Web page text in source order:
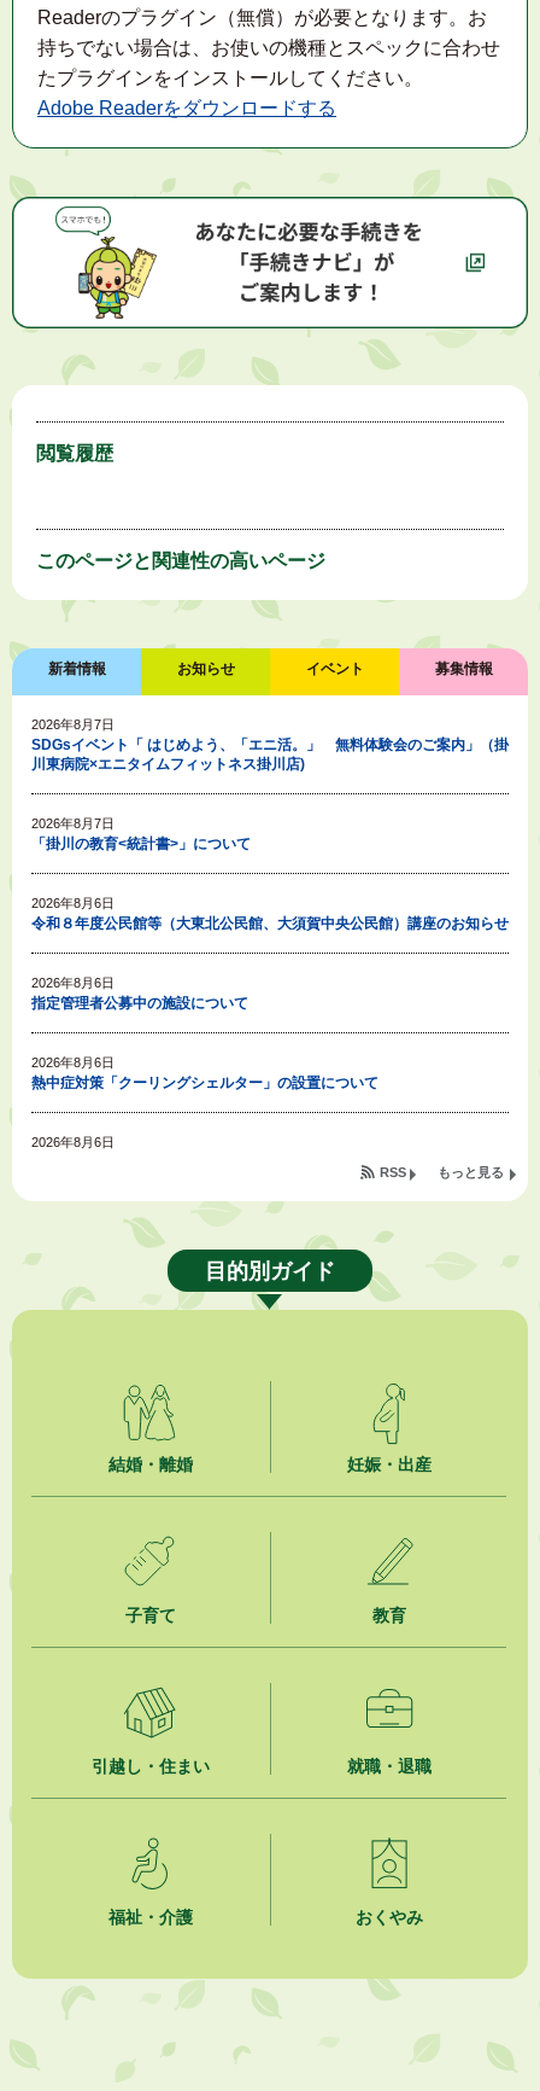
Readerのプラグイン（無償）が必要となります。お
持ちでない場合は、お使いの機種とスペックに合わせ
たプラグインをインストールしてください。
Adobe Readerをダウンロードする
閲覧履歴
このページと 関連性の高いページ
新着情報 お知らせ イベント 募集情報
2026年8月7日
SDGsイベント「 はじめよう、「エニ活。」 無料体験会のご案内」（掛
川東病院×エニタイムフィットネス掛川店)
2026年8月7日
「掛川の教育<統計書>」について
2026年8月6日
令和８年度公民館等（大東北公民館、大須賀中央公民館）講座のお知らせ
2026年8月6日
指定管理者公募中の施設について
2026年8月6日
熱中症対策「クーリングシェルター」の設置について
2026年8月6日
「お茶を知る・体験する講座」を開催します
2026年8月5日
掛川市広告入り窓口封筒無償提供者募集
2026年8月4日
市民の勇気ある応急手当に感謝状を贈呈しました
「水道カルテ」の公表について
企業版ふるさと納税（地方創生応援税制）のお願い
【参加者募集】プロ棋士から学ぼう！はじめての将棋教室
2026年8月1日
市民活動カレンダー（リスト形式）
もっと見る
RSS
目的別ガイド
結婚・離婚 妊娠・出産
子育て 教育
引越し・住まい 就職・退職
福祉・介護 おくやみ